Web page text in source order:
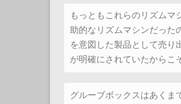
もっともこれらのリズムマ
助的なリズムマシンだった
を意図した製品として売り
が明確にされていたからこ
グルーブボックスはあくま